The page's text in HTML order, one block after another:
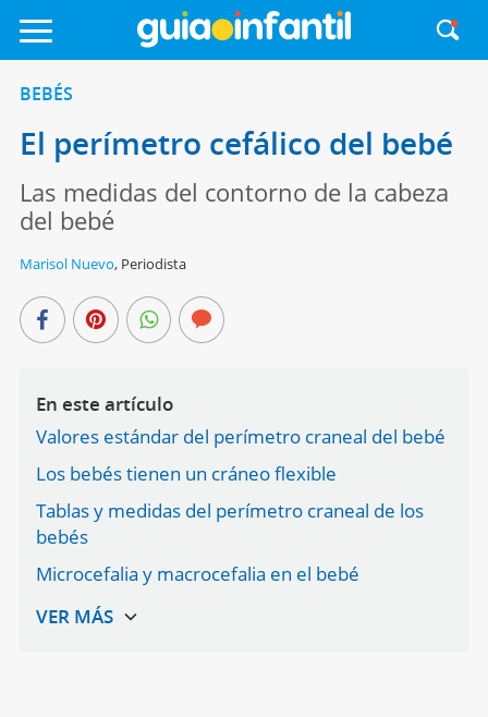
BEBÉS
El perímetro cefálico del bebé
Las medidas del contorno de la cabeza
del bebé
Marisol Nuevo, Periodista
En este artículo
Valores estándar del perímetro craneal del bebé
Los bebés tienen un cráneo flexible
Tablas y medidas del perímetro craneal de los
bebés
Microcefalia y macrocefalia en el bebé